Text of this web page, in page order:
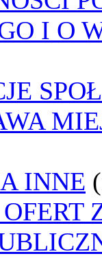
I O
INNE